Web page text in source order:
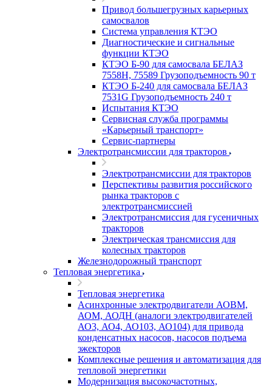
Привод большегрузных карьерных
самосвалов
Система управления КТЭО
Диагностические и сигнальные
функции КТЭО
КТЭО Б-90 для самосвала БЕЛАЗ
7558H, 75589 Грузоподъемность 90 т
КТЭО Б-240 для самосвала БЕЛАЗ
7531G Грузоподъемность 240 т
Испытания КТЭО
Сервисная служба программы
«Карьерный транспорт»
Сервис-партнеры
Электротрансмиссии для тракторов
Электротрансмиссии для тракторов
Перспективы развития российского
рынка тракторов с
электротрансмиссией
Электротрансмиссия для гусеничных
тракторов
Электрическая трансмиссия для
колесных тракторов
Железнодорожный транспорт
Тепловая энергетика
Тепловая энергетика
Асинхронные электродвигатели АОВМ,
АОМ, АОДН (аналоги электродвигателей
АО3, АО4, АО103, АО104) для привода
конденсатных насосов, насосов подъема
эжекторов
Комплексные решения и автоматизация для
тепловой энергетики
Модернизация высокочастотных,